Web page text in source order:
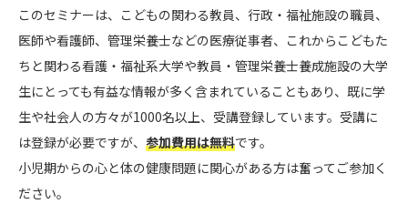
このセミナーは、こどもの関わる教員、行政・福祉施設の職員、
医師や看護師、管理栄養士などの医療従事者、これからこどもた
ちと関わる看護・福祉系大学や教員・管理栄養士養成施設の大学
生にとっても有益な情報が多く含まれていることもあり、既に学
生や社会人の方々が1000名以上、受講登録しています。受講に
は登録が必要ですが、 参加費用は無料です。
小児期からの心と体の健康問題に関心がある方は奮ってご参加く
ださい。